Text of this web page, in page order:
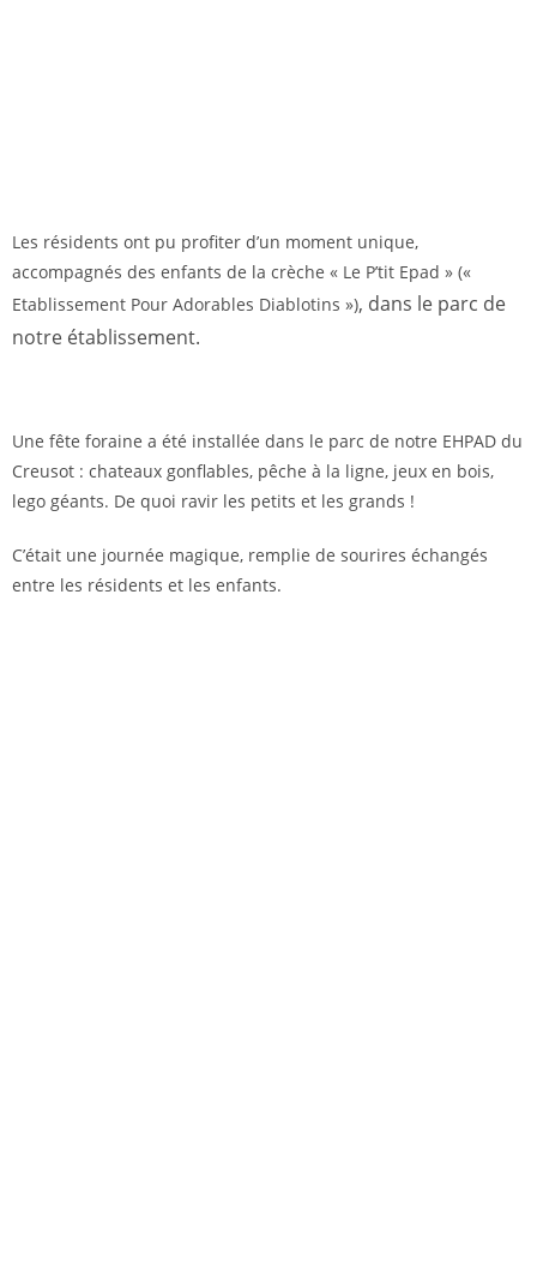
Les résidents ont pu profiter d’un moment unique,
accompagnés des enfants de la crèche « Le P’tit Epad » («
Etablissement Pour Adorables Diablotins »), dans le parc de
notre établissement.
Une fête foraine a été installée dans le parc de notre EHPAD du
Creusot : chateaux gonflables, pêche à la ligne, jeux en bois,
lego géants. De quoi ravir les petits et les grands !
C’était une journée magique, remplie de sourires échangés
entre les résidents et les enfants.